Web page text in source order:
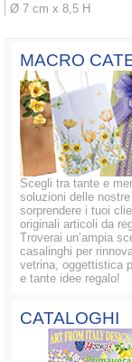
Ø 7 cm x 8,5 H
Scegli tra tante e
soluzioni delle
sorprendere i tuoi
originali articoli da
Troverai un’ampia
casalinghi per
vetrina, oggettistica
e tante idee regalo!
CATALOGHI